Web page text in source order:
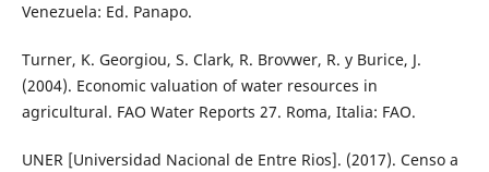
Venezuela: Ed. Panapo.
Turner, K. Georgiou, S. Clark, R. Brovwer, R. y Burice, J.
(2004). Economic valuation of water resources in
agricultural. FAO Water Reports 27. Roma, Italia: FAO.
UNER [Universidad Nacional de Entre Rios]. (2017). Censo a